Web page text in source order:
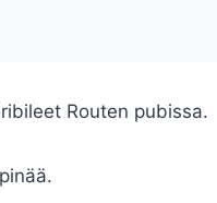
Routen pubissa.